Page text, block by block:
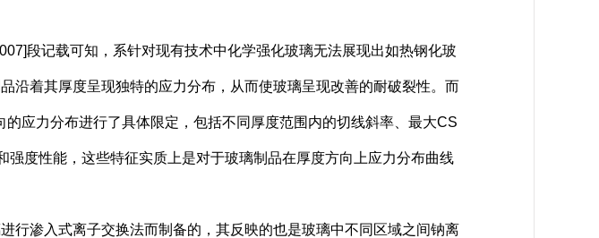
段记载可知，系针对现有技术中化学强化玻璃无法展现出如热钢化玻
沿着其厚度呈现独特的应力分布，从而使玻璃呈现改善的耐破裂性。而
应力分布进行了具体限定，包括不同厚度范围内的切线斜率、最大CS
度性能，这些特征实质上是对于玻璃制品在厚度方向上应力分布曲线
渗入式离子交换法而制备的，其反映的也是玻璃中不同区域之间钠离